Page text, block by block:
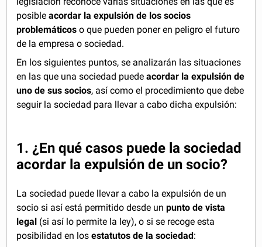
posibleacordar la expulsión de los socios
problemáticos o que pueden poner en peligro el futuro
de la empresa o sociedad.
En los siguientes puntos, se analizarán las situaciones
en las que una sociedad puede acordar la expulsión de
uno de sus socios, así como el procedimiento que debe
seguir la sociedad para llevar a cabo dicha expulsión:
1. ¿En qué casos puede la sociedad
acordar la expulsión de un socio?
La sociedad puede llevar a cabo la expulsión de un
socio si así está permitido desde unpunto de vista
legal (si así lo permite la ley), o si se recoge esta
posibilidad en losestatutos de la sociedad: